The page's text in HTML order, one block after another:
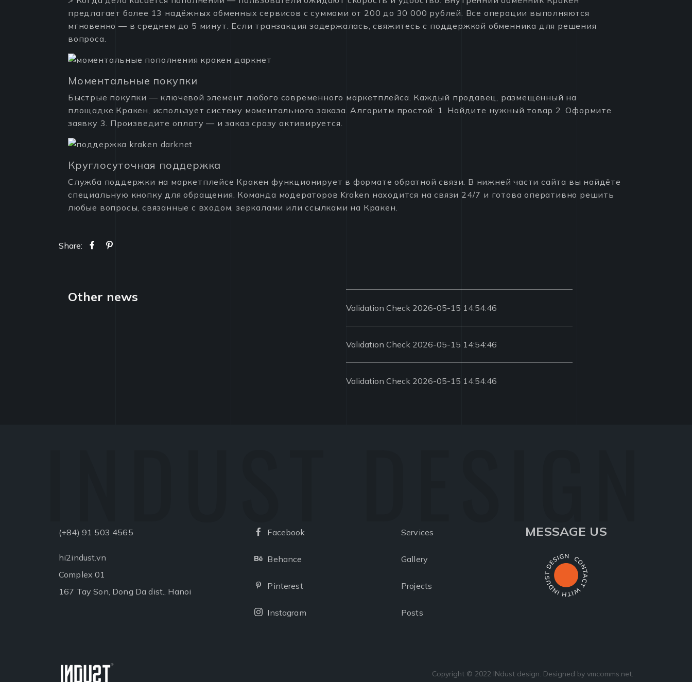
предлагает более 13 надёжных обменных сервисов с суммами от 200 до 30 000 рублей. Все операции выполняются
мгновенно — в среднем до 5 минут. Если транзакция задержалась, свяжитесь с поддержкой обменника для решения
вопроса.
Моментальные покупки
Быстрые покупки — ключевой элемент любого современного маркетплейса. Каждый продавец, размещённый на
площадке Кракен, использует систему моментального заказа. Алгоритм простой: 1. Найдите нужный товар 2. Оформите
заявку 3. Произведите оплату — и заказ сразу активируется.
Круглосуточная поддержка
Служба поддержки на маркетплейсе Кракен функционирует в формате обратной связи. В нижней части сайта вы найдёте
специальную кнопку для обращения. Команда модераторов Kraken находится на связи 24/7 и готова оперативно решить
любые вопросы, связанные с входом, зеркалами или ссылками на Кракен.
Share:
Other news
Validation Check 2026-05-15 14:54:46
Validation Check 2026-05-15 14:54:46
Validation Check 2026-05-15 14:54:46
(+84) 91 503 4565
hi2indust.vn
Complex 01
167 Tay Son, Dong Da dist., Hanoi
Facebook
Behance
Pinterest
Instagram
Services
Gallery
Projects
Posts
MESSAGE US
Copyright © 2022 INdust design. Designed by vmcomms.net.